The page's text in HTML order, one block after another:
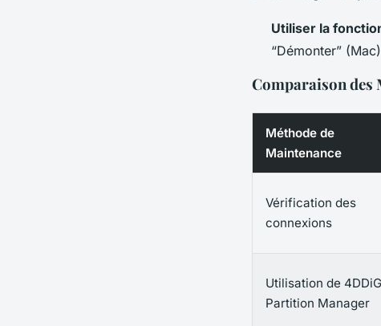
Utiliser la
“Démonter”
Comparaison des
Méthode de
Maintenance
Vérification des
connexions
Utilisation de 4DDiG
Partition Manager